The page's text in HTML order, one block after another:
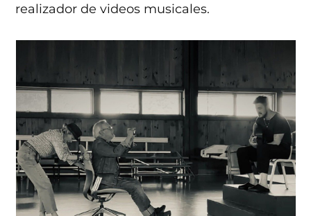
realizador de videos musicales.